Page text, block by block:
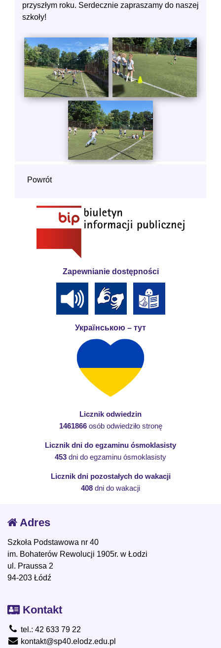
przyszłym roku. Serdecznie zapraszamy do naszej
szkoły!
Powrót
Zapewnianie dostępności
Українською – тут
Licznik odwiedzin
1461866osób odwiedziło stronę
Licznik dni do egzaminu ósmoklasisty
453 dni do egzaminu ósmoklasisty
Licznik dni pozostałych do wakacji
408 dni do wakacji
Adres
Szkoła Podstawowa nr 40
im. Bohaterów Rewolucji 1905r. w Łodzi
ul. Praussa 2
94-203 Łódź
Kontakt
tel.: 42 633 79 22
kontakt@sp40.elodz.edu.pl